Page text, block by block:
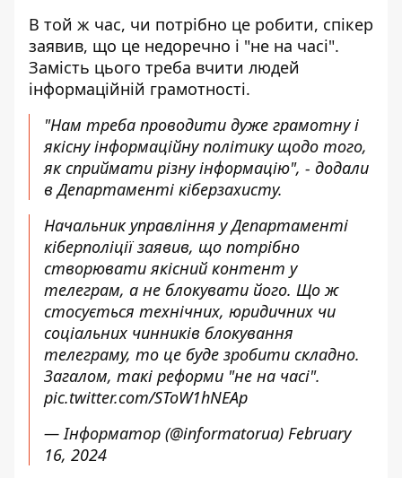
В той ж час, чи потрібно це робити, спікер
заявив, що це недоречно і "не на часі".
Замість цього треба вчити людей
інформаційній грамотності.
"Нам треба проводити дуже грамотну і
якісну інформаційну політику щодо того,
як сприймати різну інформацію", - додали
в Департаменті кіберзахисту.
Начальник управління у Департаменті
кіберполіції заявив, що потрібно
створювати якісний контент у
телеграм, а не блокувати його. Що ж
стосується технічних, юридичних чи
соціальних чинників блокування
телеграму, то це буде зробити складно.
Загалом, такі реформи "не на часі".
pic.twitter.com/SToW1hNEAp
— Інформатор (@informatorua) February
16, 2024